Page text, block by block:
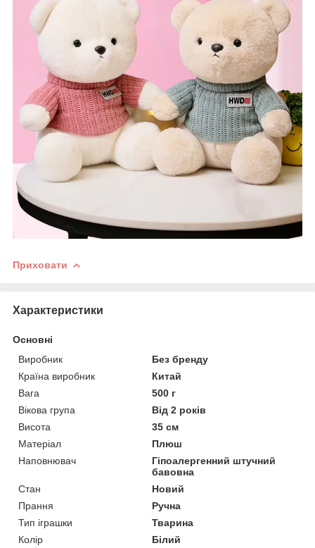
Приховати
Характеристики
Основні
Виробник
Без бренду
Країна виробник
Китай
Вага
500 г
Вікова група
Від 2 років
Висота
35 см
Матеріал
Плюш
Наповнювач
Гіпоалергенний штучний
бавовна
Стан
Новий
Прання
Ручна
Тип іграшки
Тварина
Колір
Білий